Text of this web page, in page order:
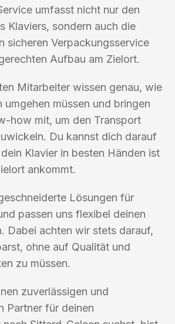
umfasst nicht nur den
Klaviers, sondern auch die
sicheren Verpackungsservice
Aufbau am Zielort.
Mitarbeiter wissen genau, wie
umgehen müssen und bringen
how mit, um den Transport
Du kannst dich darauf
Klavier in besten Händen ist
ankommt.
Lösungen für
passen uns flexibel deinen
Dabei achten wir stets darauf,
ohne auf Qualität und
zu müssen.
zuverlässigen und
Partner für deinen